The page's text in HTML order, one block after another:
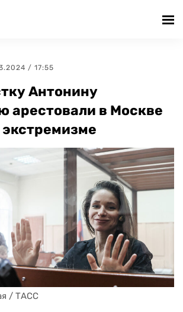
/ 17:55
Антонину
арестовали в Москве
экстремизме
/ ТАСС